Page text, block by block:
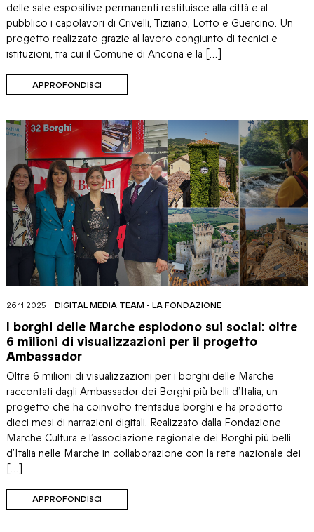
delle sale espositive permanenti restituisce alla città e al
pubblico i capolavori di Crivelli, Tiziano, Lotto e Guercino. Un
progetto realizzato grazie al lavoro congiunto di tecnici e
istituzioni, tra cui il Comune di Ancona e la […]
APPROFONDISCI
26.11.2025 DIGITAL MEDIA TEAM - LA FONDAZIONE
I borghi delle Marche esplodono sui social: oltre
6 milioni di visualizzazioni per il progetto
Ambassador
Oltre 6 milioni di visualizzazioni per i borghi delle Marche
raccontati dagli Ambassador dei Borghi più belli d’Italia, un
progetto che ha coinvolto trentadue borghi e ha prodotto
dieci mesi di narrazioni digitali. Realizzato dalla Fondazione
Marche Cultura e l’associazione regionale dei Borghi più belli
d’Italia nelle Marche in collaborazione con la rete nazionale dei
[…]
APPROFONDISCI